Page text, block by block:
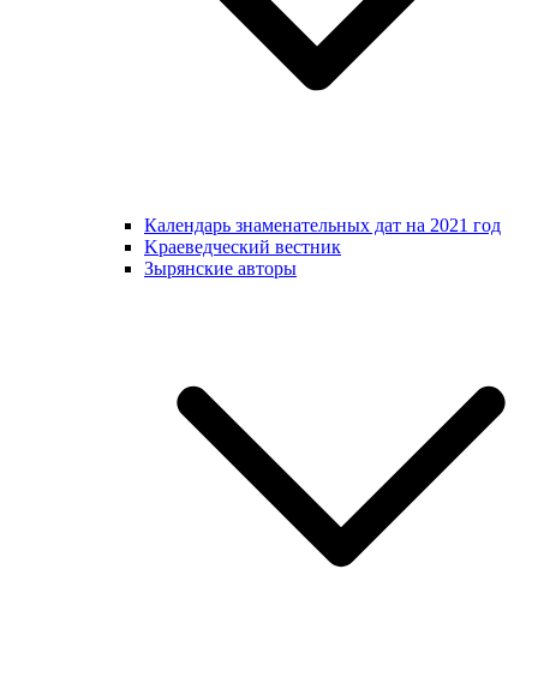
Календарь знаменательных дат на 2021 год
Kраеведческий вестник
Зырянские авторы